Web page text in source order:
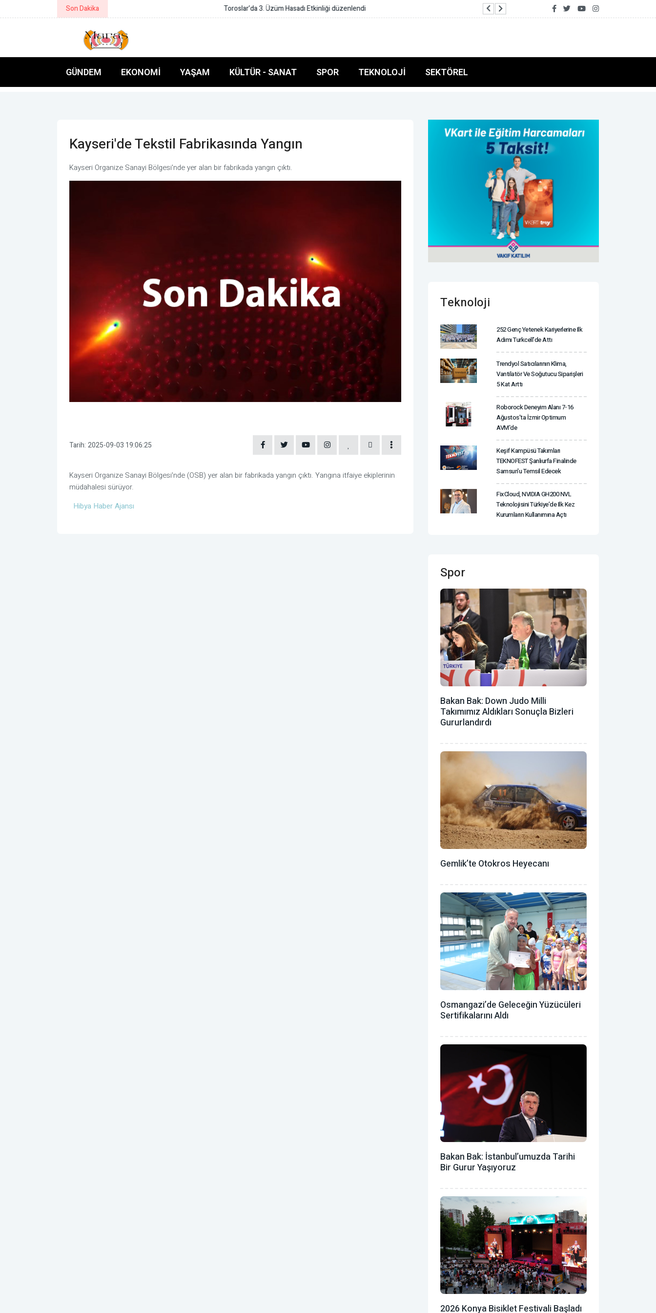
Son Dakika Toroslar’da 3. Üzüm Hasadı Etkinliği düzenlendi Başkan Genç: Salah transferi Trabzon’un
GÜNDEM EKONOMI YAŞAM KÜLTÜR - SANAT SPOR TEKNOLOJI SEKTÖREL
Kayseri'de Tekstil Fabrikasında Yangın
Kayseri Organize Sanayi Bölgesi'nde yer alan bir fabrikada yangın çıktı.
Tarih: 2025-09-03 19:06:25
Kayseri Organize Sanayi Bölgesi'nde (OSB) yer alan bir fabrikada yangın çıktı. Yangına itfaiye ekiplerinin
müdahalesi sürüyor.
Hibya Haber Ajansı
Teknoloji
252 Genç Yetenek Kariyerlerine Ilk
Adımı Turkcell’de Attı
Trendyol Satıcılarının Klima,
Vantilatör ‎ve Soğutucu Siparişleri
5 Kat Arttı
Roborock Deneyim Alanı 7-16
Ağustos'ta İzmir Optimum
AVM'de
Keşif Kampüsü Takımları
TEKNOFEST Şanlıurfa Finalinde
Samsun'u Temsil Edecek
FixCloud, NVIDIA GH200 NVL
Teknolojisini Türkiye’de Ilk Kez
Kurumların Kullanımına Açtı
Spor
Bakan Bak: Down Judo Milli
Takımımız Aldıkları Sonuçla Bizleri
Gururlandırdı
Gemlik’te Otokros Heyecanı
Osmangazi’de Geleceğin Yüzücüleri
Sertifikalarını Aldı
Bakan Bak: İstanbul’umuzda Tarihi
Bir Gurur Yaşıyoruz
2026 Konya Bisiklet Festivali Başladı